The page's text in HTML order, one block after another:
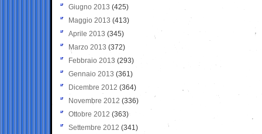
Giugno 2013 (425)
Maggio 2013 (413)
Aprile 2013 (345)
Marzo 2013 (372)
Febbraio 2013 (293)
Gennaio 2013 (361)
Dicembre 2012 (364)
Novembre 2012 (336)
Ottobre 2012 (363)
Settembre 2012 (341)